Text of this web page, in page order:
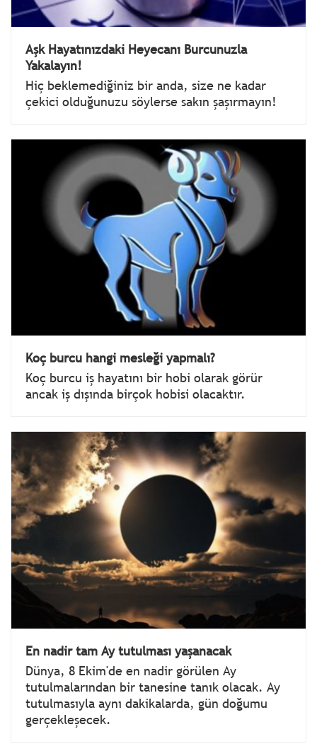
Aşk Hayatınızdaki Heyecanı Burcunuzla
Yakalayın!
Hiç beklemediğiniz bir anda, size ne kadar
çekici olduğunuzu söylerse sakın şaşırmayın!
Koç burcu hangi mesleği yapmalı?
Koç burcu iş hayatını bir hobi olarak görür
ancak iş dışında birçok hobisi olacaktır.
En nadir tam Ay tutulması yaşanacak
Dünya, 8 Ekim'de en nadir görülen Ay
tutulmalarından bir tanesine tanık olacak. Ay
tutulmasıyla aynı dakikalarda, gün doğumu
gerçekleşecek.